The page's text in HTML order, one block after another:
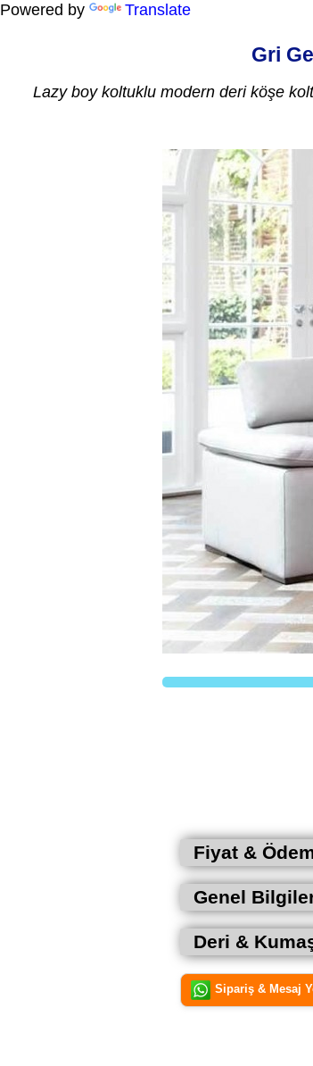
Powered by Translate
Gri
Lazy boy koltuklu modern deri köşe
Fiyat &
Genel
Deri &
Sipariş & Mesaj